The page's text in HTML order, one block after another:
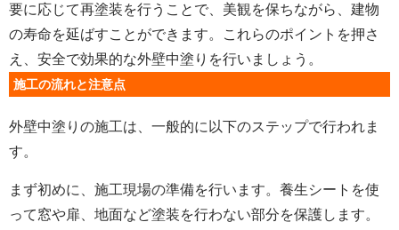
要に応じて再塗装を行うことで、美観を保ちながら、建物
の寿命を延ばすことができます。これらのポイントを押さ
え、安全で効果的な外壁中塗りを行いましょう。
施工の流れと注意点
外壁中塗りの施工は、一般的に以下のステップで行われま
す。
まず初めに、施工現場の準備を行います。養生シートを使
って窓や扉、地面など塗装を行わない部分を保護します。